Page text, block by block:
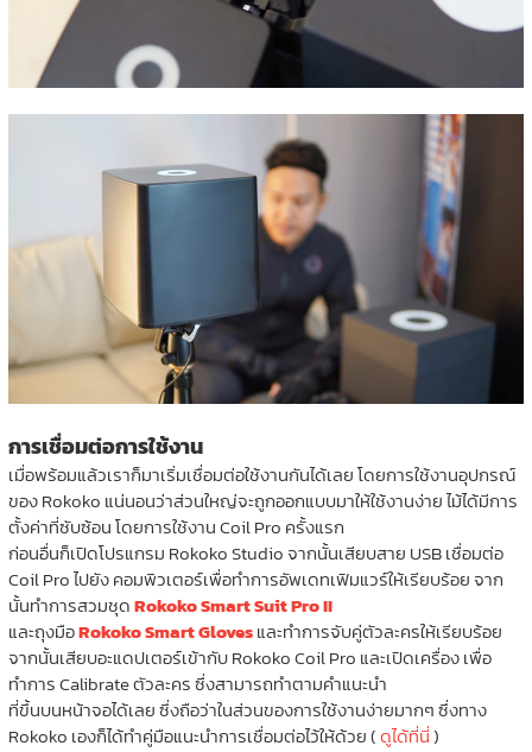
การเชื่อมต่อการใช้งาน
เมื่อพร้อมแล้วเราก็มาเริ่มเชื่อมต่อใช้งานกันได้เลย โดยการใช้งานอุปกรณ์
ของ Rokoko แน่นอนว่าส่วนใหญ่จะถูกออกแบบมาให้ใช้งานง่าย ไม้ได้มีการ
ตั้งค่าที่ซับซ้อน โดยการใช้งาน Coil Pro ครั้งแรก
ก่อนอื่นก็เปิดโปรแกรม Rokoko Studio จากนั้นเสียบสาย USB เชื่อมต่อ
Coil Pro ไปยัง คอมพิวเตอร์เพื่อทำการอัพเดทเฟิมแวร์ให้เรียบร้อย จาก
นั้นทำการสวมชุดRokoko Smart Suit Pro II
และถุงมือRokoko Smart Glovesและทำการจับคู่ตัวละครให้เรียบร้อย
จากนั้นเสียบอะแดปเตอร์เข้ากับ Rokoko Coil Pro และเปิดเครื่อง เพื่อ
ทำการ Calibrate ตัวละคร ซึ่งสามารถทำตามคำแนะนำ
ที่ขึ้นบนหน้าจอได้เลย ซึ่งถือว่าในส่วนของการใช้งานง่ายมากๆ ซึ่งทาง
Rokoko เองก็ได้ทำคู่มือแนะนำการเชื่อมต่อไว้ให้ด้วย (ดูได้ที่นี่)